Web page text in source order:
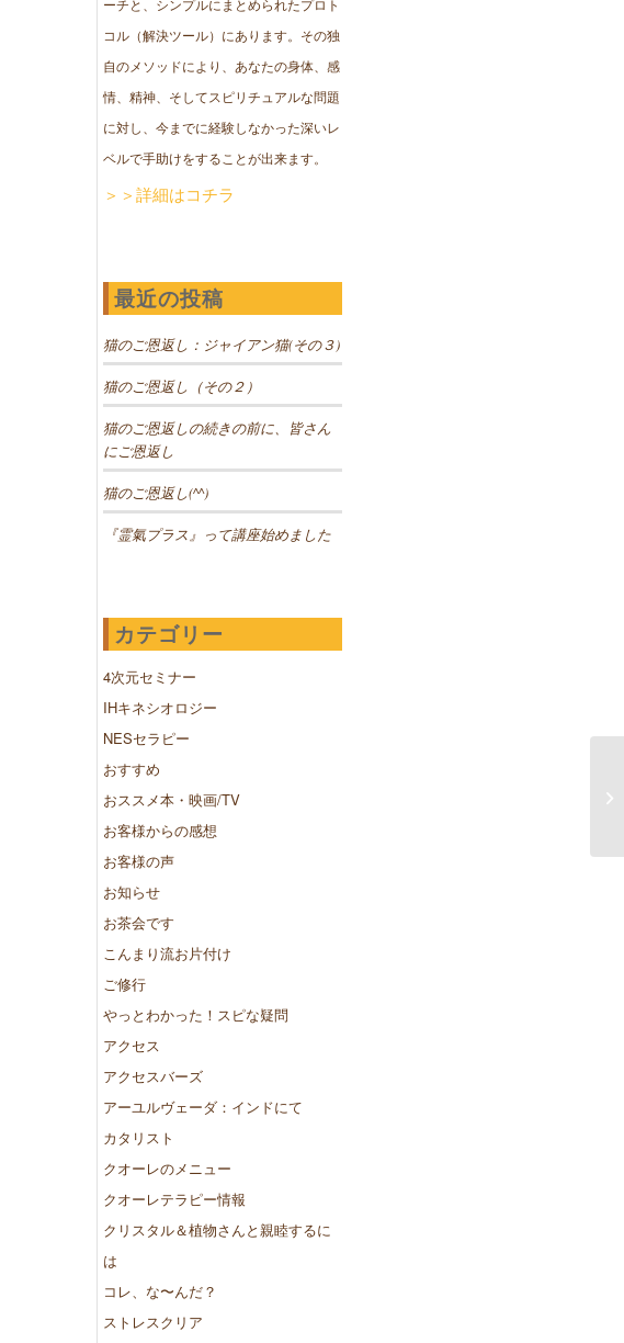
ーチと、シンプルにまとめられたプロト
コル（解決ツール）にあります。その独
自のメソッドにより、あなたの身体、感
情、精神、そしてスピリチュアルな問題
に対し、今までに経験しなかった深いレ
ベルで手助けをすることが出来ます。
＞＞詳細はコチラ
最近の投稿
猫のご恩返し：ジャイアン猫(その３)
猫のご恩返し（その２）
猫のご恩返しの続きの前に、皆さん
にご恩返し
猫のご恩返し(^^)
『霊氣プラス』って講座始めました
カテゴリー
4次元セミナー
IHキネシオロジー
NESセラピー
おすすめ
おススメ本・映画/TV
お客様からの感想
お客様の声
お知らせ
お茶会です
こんまり流お片付け
ご修行
やっとわかった！スピな疑問
アクセス
アクセスバーズ
アーユルヴェーダ：インドにて
カタリスト
クオーレのメニュー
クオーレテラピー情報
クリスタル＆植物さんと親睦するに
は
コレ、な〜んだ？
ストレスクリア